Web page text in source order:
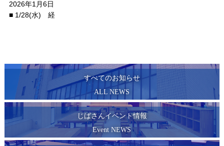
2026年1月6日
■ 1/28(水) 経
すべてのお知らせ
ALL NEWS
じばさんイベント情報
Event NEWS